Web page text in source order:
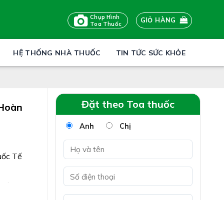
Chụp Hình
Toa Thuốc
GIỎ HÀNG
HỆ THỐNG NHÀ THUỐC TIN TỨC SỨC KHỎE
Đặt theo Toa thuốc
Anh Chị
Tế